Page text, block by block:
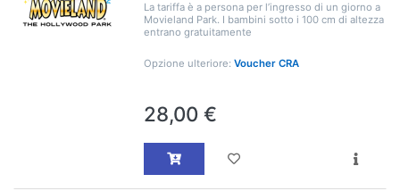
La tariffa è a persona per l’ingresso di un giorno a
Movieland Park. I bambini sotto i 100 cm di altezza
entrano gratuitamente
Opzione ulteriore: Voucher CRA
28,00 €